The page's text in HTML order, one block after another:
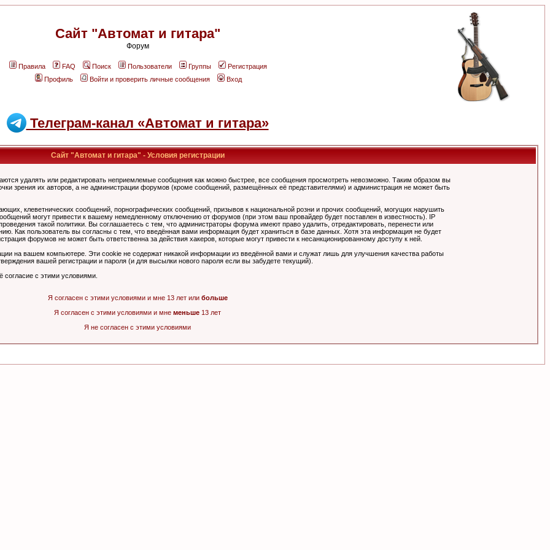
Сайт "Автомат и гитара"
Форум
Правила FAQ Поиск Пользователи Группы
Регистрация
Профиль
Войти и проверить личные сообщения Вход
Телеграм-канал «Автомат и гитара»
Сайт "Автомат и гитара" - Условия регистрации
удалять или редактировать неприемлемые сообщения как можно быстрее, все сообщения просмотреть невозможно. Таким образом вы
зрения их авторов, а не администрации форумов (кроме сообщений, размещённых её представителями) и администрация не может быть
клеветнических сообщений, порнографических сообщений, призывов к национальной розни и прочих сообщений, могущих нарушить
могут привести к вашему немедленному отключению от форумов (при этом ваш провайдер будет поставлен в известность). IP
такой политики. Вы соглашаетесь с тем, что администраторы форума имеют право удалить, отредактировать, перенести или
Как пользователь вы согласны с тем, что введённая вами информация будет храниться в базе данных. Хотя эта информация не будет
форумов не может быть ответственна за действия хакеров, которые могут привести к несанкционированному доступу к ней.
на вашем компьютере. Эти cookie не содержат никакой информации из введённой вами и служат лишь для улучшения качества работы
вашей регистрации и пароля (и для высылки нового пароля если вы забудете текущий).
согласие с этими условиями.
Я согласен с этими условиями и мне 13 лет или больше
Я согласен с этими условиями и мне меньше 13 лет
Я не согласен с этими условиями